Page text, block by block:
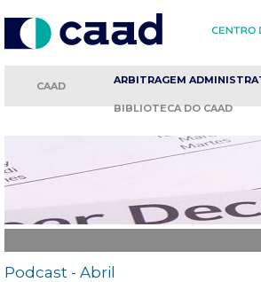
CAAD ARBITRAGEM
BIBLIOTECA DO CAAD
Podcast - Abril